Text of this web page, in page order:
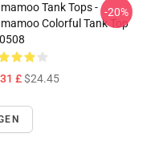
Tank Tops -
Colorful Tank Top
£$24.45
-20%